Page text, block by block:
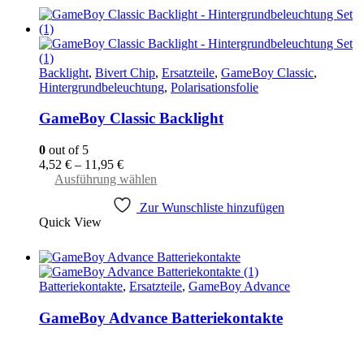
Backlight, Bivert Chip, Ersatzteile, GameBoy Classic,
Hintergrundbeleuchtung, Polarisationsfolie
GameBoy Classic Backlight
0 out of 5
4,52 € – 11,95 €
Ausführung wählen
weist
auf.
Die
Optionen
können
auf
der
Zur Wunschliste hinzufügen
Quick View
Batteriekontakte, Ersatzteile, GameBoy Advance
GameBoy Advance Batteriekontakte